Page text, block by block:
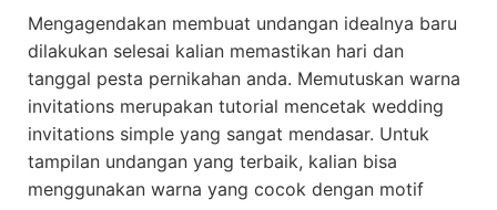
Mengagendakan membuat undangan idealnya baru
dilakukan selesai kalian memastikan hari dan
tanggal pesta pernikahan anda. Memutuskan warna
invitations merupakan tutorial mencetak wedding
invitations simple yang sangat mendasar. Untuk
tampilan undangan yang terbaik, kalian bisa
menggunakan warna yang cocok dengan motif